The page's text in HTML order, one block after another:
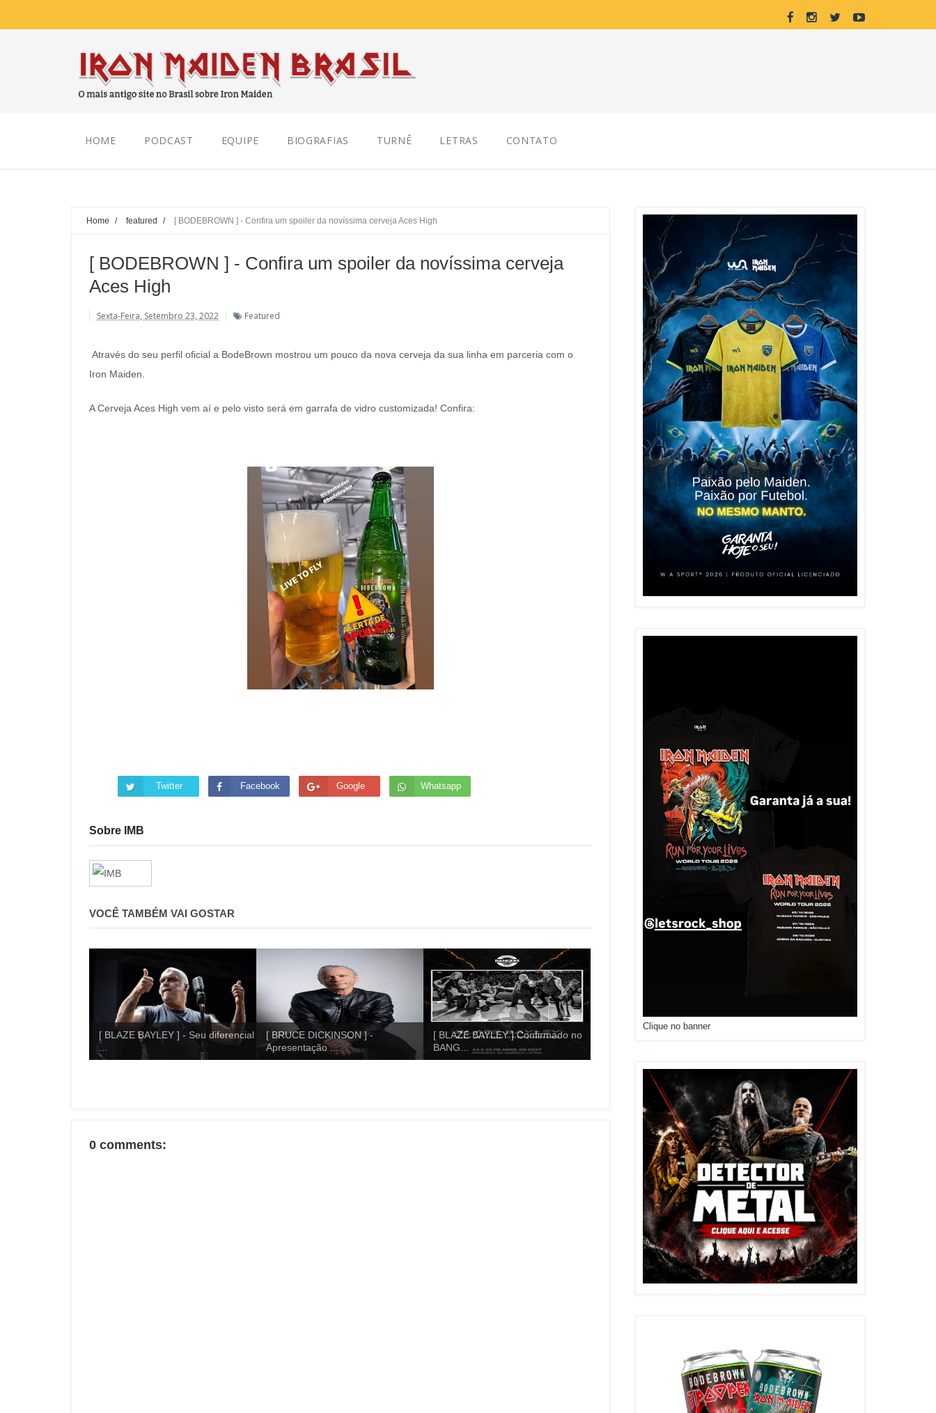
HOME PODCAST EQUIPE BIOGRAFIAS TURNÊ LETRAS CONTATO
Home / featured / [ BODEBROWN ] - Confira um spoiler da novíssima cerveja Aces High
[ BODEBROWN ] - Confira um spoiler da novíssima cerveja
Aces High
Sexta-Feira, Setembro 23, 2022 Featured
Através do seu perfil oficial a BodeBrown mostrou um pouco da nova cerveja da sua linha em parceria com o
Iron Maiden.
A Cerveja Aces High vem aí e pelo visto será em garrafa de vidro customizada! Confira:
Twitter Facebook Google Whatsapp
Sobre IMB
VOCÊ TAMBÉM VAI GOSTAR
[ BLAZE BAYLEY ] - Seu diferencial
...
[ BRUCE DICKINSON ] -
Apresentação ...
[ BLAZE BAYLEY ] Confirmado no
BANG...
0 comments:
Clique no banner